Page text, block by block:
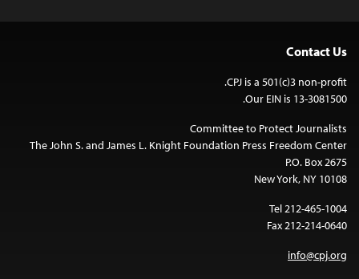
Contact Us
CPJ is a 501(c)3 non-profit.
Our EIN is 13-3081500.
Committee to Protect Journalists
The John S. and James L. Knight Foundation Press Freedom Center
P.O. Box 2675
New York, NY 10108
Tel 212-465-1004
Fax 212-214-0640
info@cpj.org